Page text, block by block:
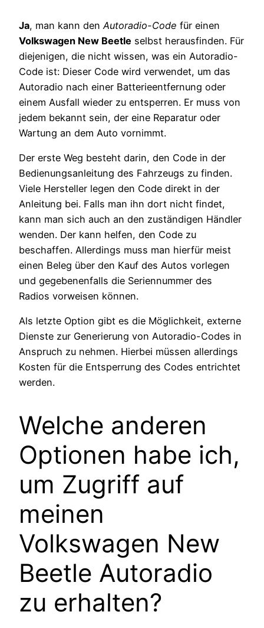
Ja, man kann den Autoradio-Code für einen
Volkswagen New Beetle selbst herausfinden. Für
diejenigen, die nicht wissen, was ein Autoradio-
Code ist: Dieser Code wird verwendet, um das
Autoradio nach einer Batterieentfernung oder
einem Ausfall wieder zu entsperren. Er muss von
jedem bekannt sein, der eine Reparatur oder
Wartung an dem Auto vornimmt.
Der erste Weg besteht darin, den Code in der
Bedienungsanleitung des Fahrzeugs zu finden.
Viele Hersteller legen den Code direkt in der
Anleitung bei. Falls man ihn dort nicht findet,
kann man sich auch an den zuständigen Händler
wenden. Der kann helfen, den Code zu
beschaffen. Allerdings muss man hierfür meist
einen Beleg über den Kauf des Autos vorlegen
und gegebenenfalls die Seriennummer des
Radios vorweisen können.
Als letzte Option gibt es die Möglichkeit, externe
Dienste zur Generierung von Autoradio-Codes in
Anspruch zu nehmen. Hierbei müssen allerdings
Kosten für die Entsperrung des Codes entrichtet
werden.
Welche anderen
Optionen habe ich,
um Zugriff auf
meinen
Volkswagen New
Beetle Autoradio
zu erhalten?